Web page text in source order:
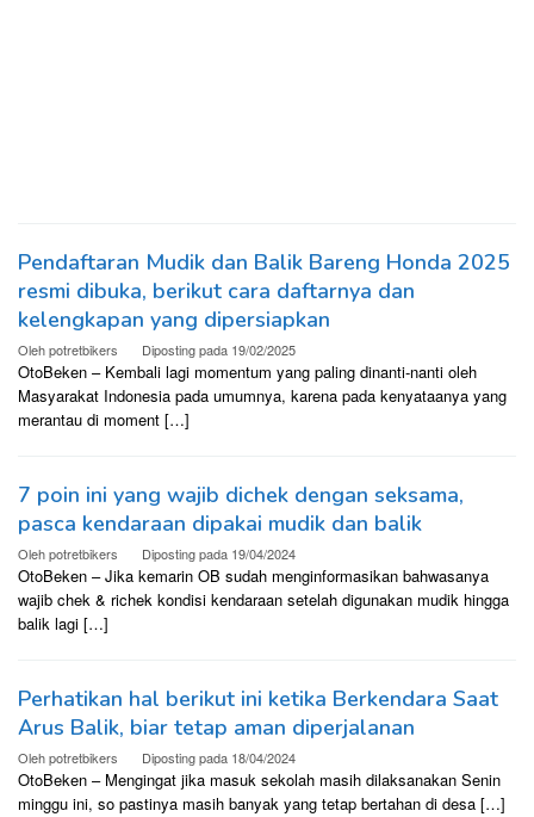
Pendaftaran Mudik dan Balik Bareng Honda 2025
resmi dibuka, berikut cara daftarnya dan
kelengkapan yang dipersiapkan
Olehpotretbikers Diposting pada 19/02/2025
OtoBeken – Kembali lagi momentum yang paling dinanti-nanti oleh
Masyarakat Indonesia pada umumnya, karena pada kenyataanya yang
merantau di moment […]
7 poin ini yang wajib dichek dengan seksama,
pasca kendaraan dipakai mudik dan balik
Olehpotretbikers Diposting pada 19/04/2024
OtoBeken – Jika kemarin OB sudah menginformasikan bahwasanya
wajib chek & richek kondisi kendaraan setelah digunakan mudik hingga
balik lagi […]
Perhatikan hal berikut ini ketika Berkendara Saat
Arus Balik, biar tetap aman diperjalanan
Olehpotretbikers Diposting pada 18/04/2024
OtoBeken – Mengingat jika masuk sekolah masih dilaksanakan Senin
minggu ini, so pastinya masih banyak yang tetap bertahan di desa […]